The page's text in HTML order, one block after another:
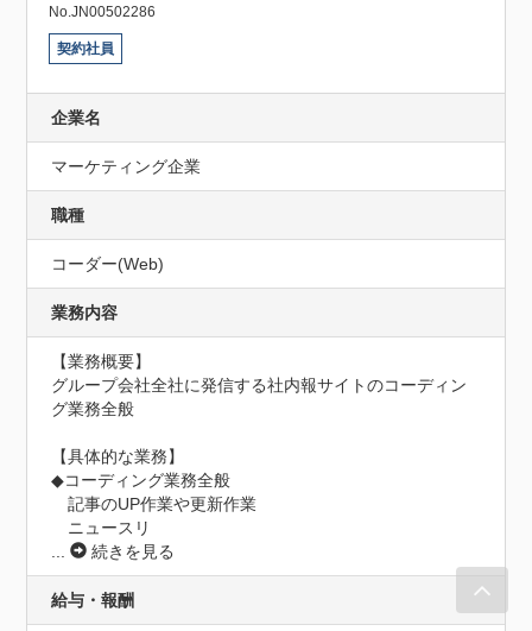
No.JN00502286
契約社員
企業名
マーケティング企業
職種
コーダー(Web)
業務内容
【業務概要】
グループ会社全社に発信する社内報サイトのコーディン
グ業務全般
【具体的な業務】
◆コーディング業務全般
記事のUP作業や更新作業
ニュースリ
...
続きを見る
給与・報酬